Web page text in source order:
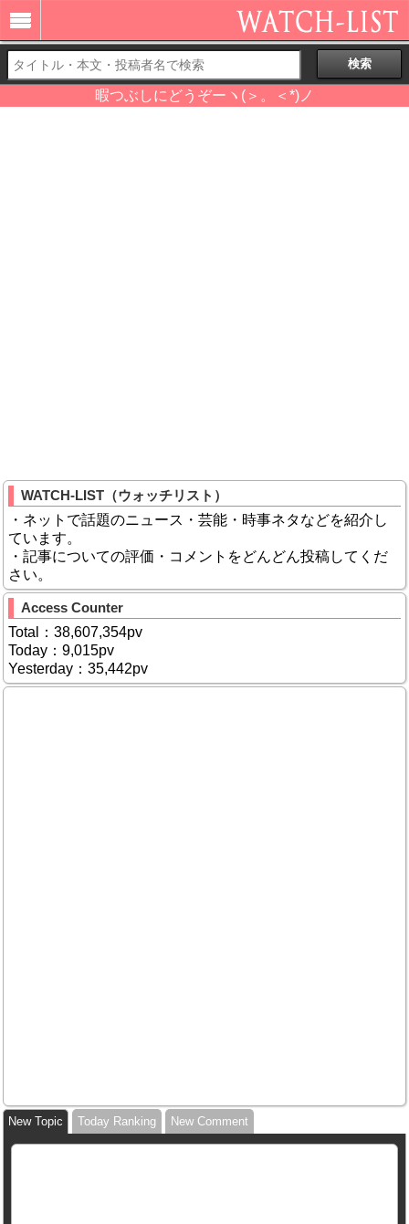
暇つぶしにどうぞーヽ(＞。＜*)ノ
WATCH-LIST（ウォッチリスト）
・ネットで話題のニュース・芸能・時事ネタなどを紹介し
ています。
・記事についての評価・コメントをどんどん投稿してくだ
さい。
Access Counter
Total：38,607,354pv
Today：9,015pv
Yesterday：35,442pv
New Topic Today Ranking New Comment